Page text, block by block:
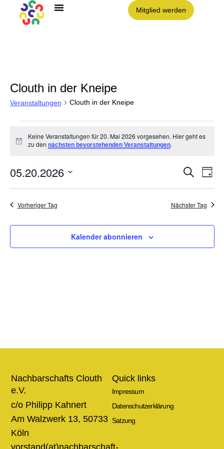
Mitglied werden
Clouth in der Kneipe
Veranstaltungen Clouth in der Kneipe
Hinweis
Keine Veranstaltungen für 20. Mai 2026 vorgesehen. Hier geht es
zu den nächsten bevorstehenden Veranstaltungen.
Suche
Tag
05.20.2026
Vorheriger Tag Nächster Tag
Kalender abonnieren
Quick links
Impressum
Datenschutzerklärung
Satzung
Nachbarschafts Clouth
e.V.
c/o Philipp Kahnert
Am Walzwerk 13, 50733
Köln